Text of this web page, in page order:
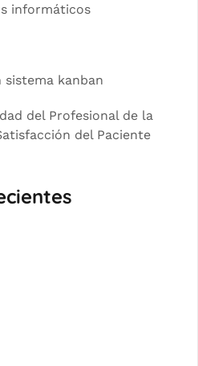
informáticos
kanban
del Profesional de la
del Paciente